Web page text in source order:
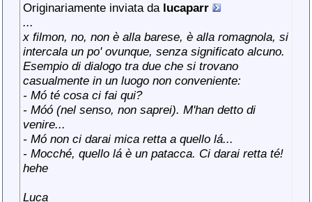
Originariamente inviata da lucaparr
...
x filmon, no, non è alla barese, è alla romagnola, si
intercala un po' ovunque, senza significato alcuno.
Esempio di dialogo tra due che si trovano
casualmente in un luogo non conveniente:
- Mó té cosa ci fai qui?
- Móó (nel senso, non saprei). M'han detto di
venire...
- Mó non ci darai mica retta a quello lá...
- Mocché, quello lá è un patacca. Ci darai retta té!
hehe
Luca